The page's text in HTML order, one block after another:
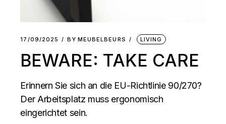
17/09/2025 BY MEUBELBEURS LIVING
BEWARE: TAKE CARE
Erinnern Sie sich an die EU-Richtlinie 90/270?
Der Arbeitsplatz muss ergonomisch
eingerichtet sein.